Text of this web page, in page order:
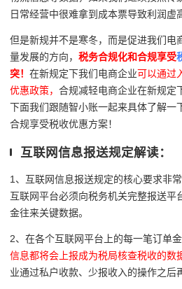
日常经营中很难拿到成本票导致利润虚
但是新规并不是寒冬，而是促进我们电
量发展的方向， 税务合规化和合规享受
突！ 在新规定下我们电商企业可以通过
优惠政策， 合规减轻电商企业在新规定
下面我们跟随智小账一起来具体了解一
合规享受税收优惠方案！
互联网信息报送规定解读：
1、互联网信息报送规定的核心要求非
互联网平台必须向税务机关完整报送平
金往来关键数据。
2、在各个互联网平台上的每一笔订单金
信息都将会上报成为税局核查税收的数
业通过私户收款、少报收入的操作之后